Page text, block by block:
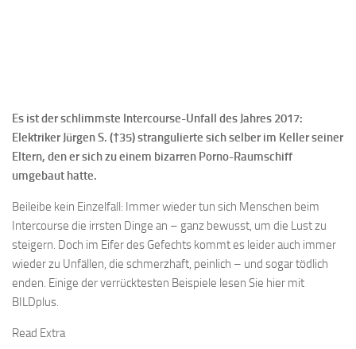
Es ist der schlimmste Intercourse-Unfall des Jahres 2017:
Elektriker Jürgen S. (†35) strangulierte sich selber im Keller seiner
Eltern, den er sich zu einem bizarren Porno-Raumschiff
umgebaut hatte.
Beileibe kein Einzelfall: Immer wieder tun sich Menschen beim
Intercourse die irrsten Dinge an – ganz bewusst, um die Lust zu
steigern. Doch im Eifer des Gefechts kommt es leider auch immer
wieder zu Unfällen, die schmerzhaft, peinlich – und sogar tödlich
enden. Einige der verrücktesten Beispiele lesen Sie hier mit
BILDplus.
Read Extra